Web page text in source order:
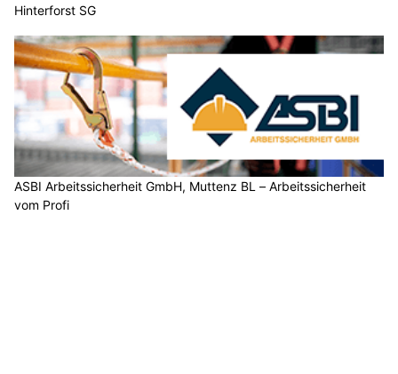
Hinterforst SG
ASBI Arbeitssicherheit GmbH, Muttenz BL – Arbeitssicherheit
vom Profi